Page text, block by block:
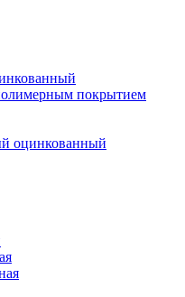
покрытием
оцинкованный